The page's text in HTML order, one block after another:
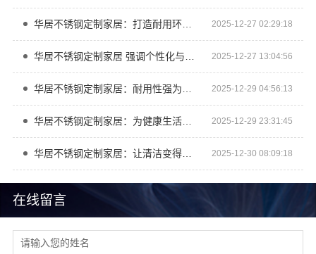
在线留言
华居不锈钢定制家居：打造耐用环保的时尚空间 2025-12-27 02:29:18
华居不锈钢定制家居 强调个性化与实用性结合 2025-12-27 13:04:56
华居不锈钢定制家居：耐用性强为家庭提供长久保障 2025-12-29 04:56:13
华居不锈钢定制家居：为健康生活保驾护航 2025-12-29 23:31:45
华居不锈钢定制家居：让清洁变得轻松简单 2025-12-30 08:09:18